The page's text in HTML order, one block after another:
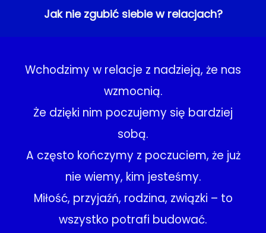
Jak nie zgubić siebie w relacjach?
Wchodzimy w relacje z nadzieją, że nas
wzmocnią.
Że dzięki nim poczujemy się bardziej
sobą.
A często kończymy z poczuciem, że już
nie wiemy, kim jesteśmy.
Miłość, przyjaźń, rodzina, związki – to
wszystko potrafi budować.